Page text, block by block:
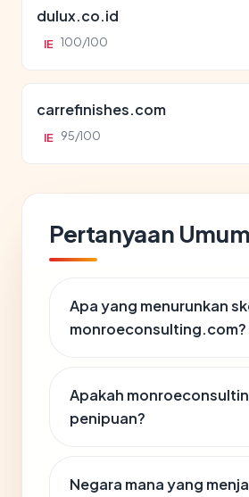
dulux.co.id
IE 100/100
carrefinishes.com
IE 95/100
Pertanyaan Umum
Apa yang menurunkan
monroeconsulting.com?
Apakah
penipuan?
Negara mana yang